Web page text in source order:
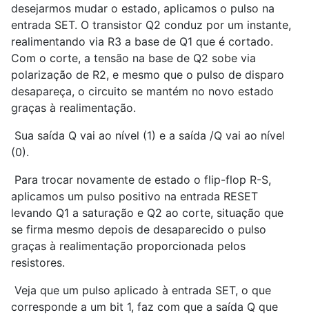
desejarmos mudar o estado, aplicamos o pulso na
entrada SET. O transistor Q2 conduz por um instante,
realimentando via R3 a base de Q1 que é cortado.
Com o corte, a tensão na base de Q2 sobe via
polarização de R2, e mesmo que o pulso de disparo
desapareça, o circuito se mantém no novo estado
graças à realimentação.
Sua saída Q vai ao nível (1) e a saída /Q vai ao nível
(0).
Para trocar novamente de estado o flip-flop R-S,
aplicamos um pulso positivo na entrada RESET
levando Q1 a saturação e Q2 ao corte, situação que
se firma mesmo depois de desaparecido o pulso
graças à realimentação proporcionada pelos
resistores.
Veja que um pulso aplicado à entrada SET, o que
corresponde a um bit 1, faz com que a saída Q que